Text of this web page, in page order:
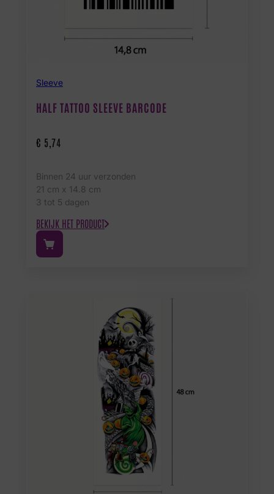
Sleeve
HALF TATTOO SLEEVE BARCODE
€ 5,74
Binnen 24 uur verzonden
21 cm x 14.8 cm
3 tot 5 dagen
BEKIJK HET PRODUCT